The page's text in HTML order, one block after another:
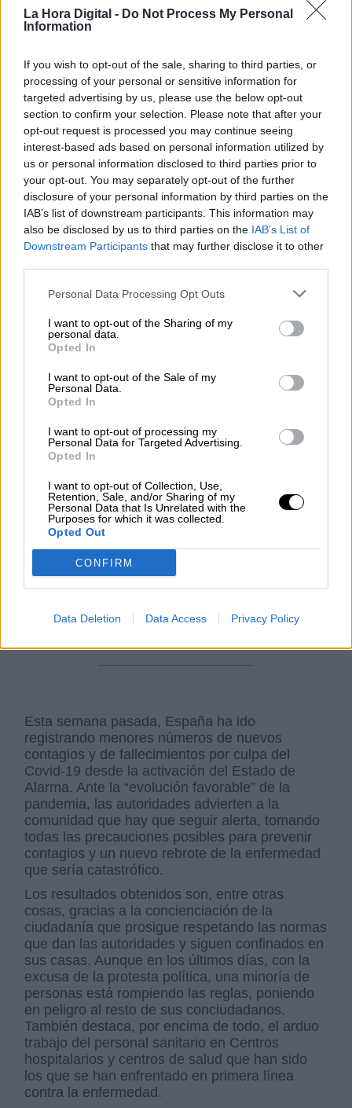
La Hora Digital - Do Not Process My Personal
Information
If you wish to opt-out of the sale, sharing to third parties, or
processing of your personal or sensitive information for
targeted advertising by us, please use the below opt-out
section to confirm your selection. Please note that after your
opt-out request is processed you may continue seeing
interest-based ads based on personal information utilized by
us or personal information disclosed to third parties prior to
your opt-out. You may separately opt-out of the further
disclosure of your personal information by third parties on the
IAB’s list of downstream participants. This information may
also be disclosed by us to third parties on the IAB’s List of
Downstream Participants that may further disclose it to other
Personal Data Processing Opt Outs
I want to opt-out of the Sharing of my
personal data.
Opted In
I want to opt-out of the Sale of my
Personal Data.
Opted In
I want to opt-out of processing my
Personal Data for Targeted Advertising.
Opted In
I want to opt-out of Collection, Use,
Retention, Sale, and/or Sharing of my
Personal Data that Is Unrelated with the
Purposes for which it was collected.
Opted Out
CONFIRM
Data Deletion Data Access Privacy Policy
LABERINTO ESPAÑOL | SALUD,CONSUMO, BIENESTAR
España ha realizado más de tres
millones de pruebas diagnósticas de
COVID-19
pruebas para detectar la enfermedad se han ido
actualizados muestran que a día de hoy, los
equipos sanitarios del Gobierno Central y las
Comunidades Autónomas realizaron más de
fiables, a las que se suman 1.118.429 test rápidos.
AUTOR FACUNDO CAÍN SAGÁRNAGA GILES
Mas artículos del mismo autor/a
Esta semana pasada, España ha ido
registrando menores números de nuevos
contagios y de fallecimientos por culpa del
Covid-19 desde la activación del Estado de
Alarma. Ante la “evolución favorable” de la
pandemia, las autoridades advierten a la
comunidad que hay que seguir alerta, tomando
todas las precauciones posibles para prevenir
contagios y un nuevo rebrote de la enfermedad
que sería catastrófico.
Los resultados obtenidos son, entre otras
cosas, gracias a la concienciación de la
ciudadanía que prosigue respetando las normas
que dan las autoridades y siguen confinados en
sus casas. Aunque en los últimos días, con la
excusa de la protesta política, una minoría de
personas está rompiendo las reglas, poniendo
en peligro al resto de sus conciudadanos.
También destaca, por encima de todo, el arduo
trabajo del personal sanitario en Centros
hospitalarios y centros de salud que han sido
los que se han enfrentado en primera línea
contra la enfermedad.